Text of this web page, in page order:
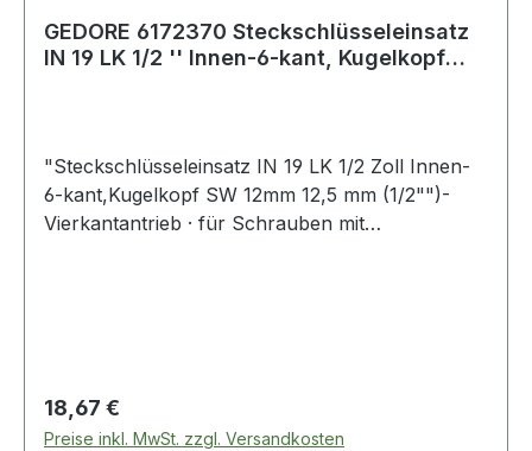
GEDORE 6172370 Steckschlüsseleinsatz
IN 19 LK 1/2 '' Innen-6-kant, Kugelkopf
"Steckschlüsseleinsatz IN 19 LK 1/2 Zoll Innen-
6-kant,Kugelkopf SW 12mm 12,5 mm (1/2"")-
Vierkantantrieb · für Schrauben mit
C 12,5, ISO1174 Weitere technische
Eigenschaften: · Material: Vanadiumstahl"
Regulärer Preis:
18,67 €
Preise inkl. MwSt. zzgl. Versandkosten